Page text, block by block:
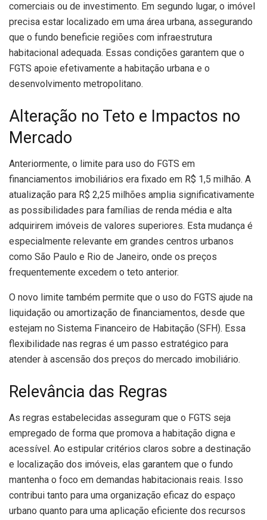
comerciais ou de investimento. Em segundo lugar, o imóvel
precisa estar localizado em uma área urbana, assegurando
que o fundo beneficie regiões com infraestrutura
habitacional adequada. Essas condições garantem que o
FGTS apoie efetivamente a habitação urbana e o
desenvolvimento metropolitano.
Alteração no Teto e Impactos no
Mercado
Anteriormente, o limite para uso do FGTS em
financiamentos imobiliários era fixado em R$ 1,5 milhão. A
atualização para R$ 2,25 milhões amplia significativamente
as possibilidades para famílias de renda média e alta
adquirirem imóveis de valores superiores. Esta mudança é
especialmente relevante em grandes centros urbanos
como São Paulo e Rio de Janeiro, onde os preços
frequentemente excedem o teto anterior.
O novo limite também permite que o uso do FGTS ajude na
liquidação ou amortização de financiamentos, desde que
estejam no Sistema Financeiro de Habitação (SFH). Essa
flexibilidade nas regras é um passo estratégico para
atender à ascensão dos preços do mercado imobiliário.
Relevância das Regras
As regras estabelecidas asseguram que o FGTS seja
empregado de forma que promova a habitação digna e
acessível. Ao estipular critérios claros sobre a destinação
e localização dos imóveis, elas garantem que o fundo
mantenha o foco em demandas habitacionais reais. Isso
contribui tanto para uma organização eficaz do espaço
urbano quanto para uma aplicação eficiente dos recursos